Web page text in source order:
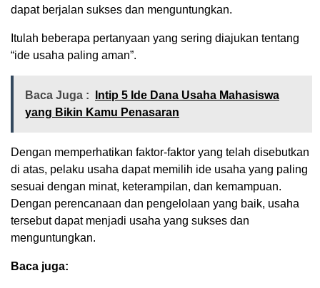
dapat berjalan sukses dan menguntungkan.
Itulah beberapa pertanyaan yang sering diajukan tentang
“ide usaha paling aman”.
Baca Juga :
Intip 5 Ide Dana Usaha Mahasiswa
yang Bikin Kamu Penasaran
Dengan memperhatikan faktor-faktor yang telah disebutkan
di atas, pelaku usaha dapat memilih ide usaha yang paling
sesuai dengan minat, keterampilan, dan kemampuan.
Dengan perencanaan dan pengelolaan yang baik, usaha
tersebut dapat menjadi usaha yang sukses dan
menguntungkan.
Baca juga: